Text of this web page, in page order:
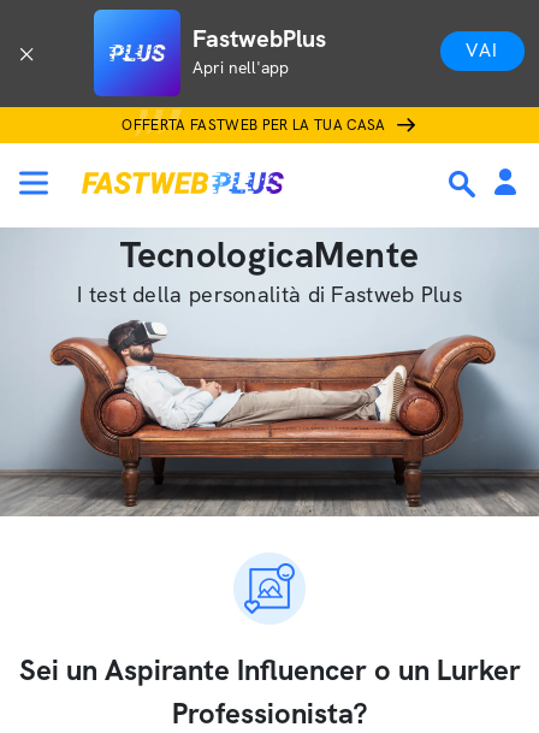
FastwebPlus
Apri nell'app
VAI
OFFERTA FASTWEB PER LA TUA CASA
TecnologicaMente
I test della personalità di Fastweb Plus
Sei un Aspirante Influencer o un Lurker
Professionista?